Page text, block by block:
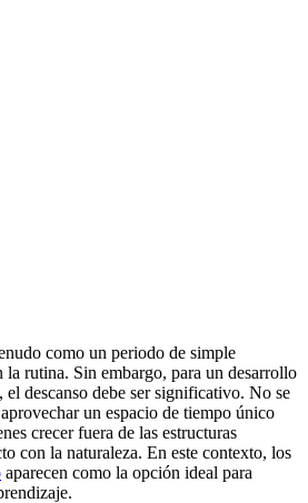
como un periodo de simple
la rutina. Sin embargo, para un desarrollo
el descanso debe ser significativo. No se
un espacio de tiempo único
crecer fuera de las estructuras
con la naturaleza. En este contexto, los
aparecen como la opción ideal para